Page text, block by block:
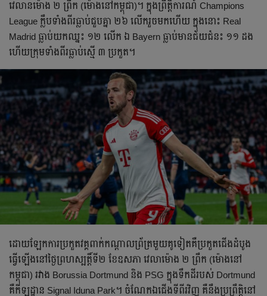
វេលាន​ម៉ោង ២ ព្រឹក (ម៉ោង​នៅ​កម្ពុជា)។ ក្នុង​ព្រឹត្តិការណ៍ Champions
League ក្លឹប​ទាំង​ពីរ​ធ្លាប់​ជួប​គ្នា ២៦ លើក​រួច​មក​ហើយ ក្នុង​នោះ Real
Madrid ធ្លាប់​យក​ឈ្នះ ១២ លើក ឯ​ Bayern ធ្លាប់​មាន​ជ័យ​ជំនះ ១១ ដង
ហើយ​ក្រុម​ទាំង​ពីរ​ធ្លាប់​ស្មើ ៣ ប្រកួត។
ដោយ​ឡែក​ការ​ប្រកួត​វគ្គ​ពាក់កណ្ដាល​ព្រ័ត្រ​មួយ​គូ​ទៀត​គឺប្រកួត​ជើង​ដំបូង​
ធ្វើ​ឡើង​នៅ​ថ្ងៃ​ព្រហស្បត្តិ៍​ទី២ ខែ​ឧសភា វេលា​ម៉ោង ២ ព្រឹក (ម៉ោង​នៅ​
កម្ពុជា) រវាង Borussia Dortmund និង PSG ក្នុង​ទឹកដី​របស់​ Dortmund
គឺ​កីឡដ្ឋាន Signal Iduna Park។ ចំណែក​ឯ​ជើង​ទី​ពីរ​វិញ គឺ​នឹង​ប្រព្រឹត្តិ​នៅ​